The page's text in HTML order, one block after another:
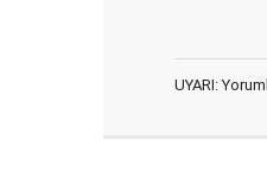
UYARI: